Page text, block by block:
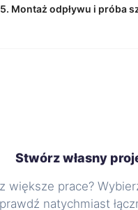
5. Montaż odpływu i próba
Stwórz własny
większe prace?
natychmiast